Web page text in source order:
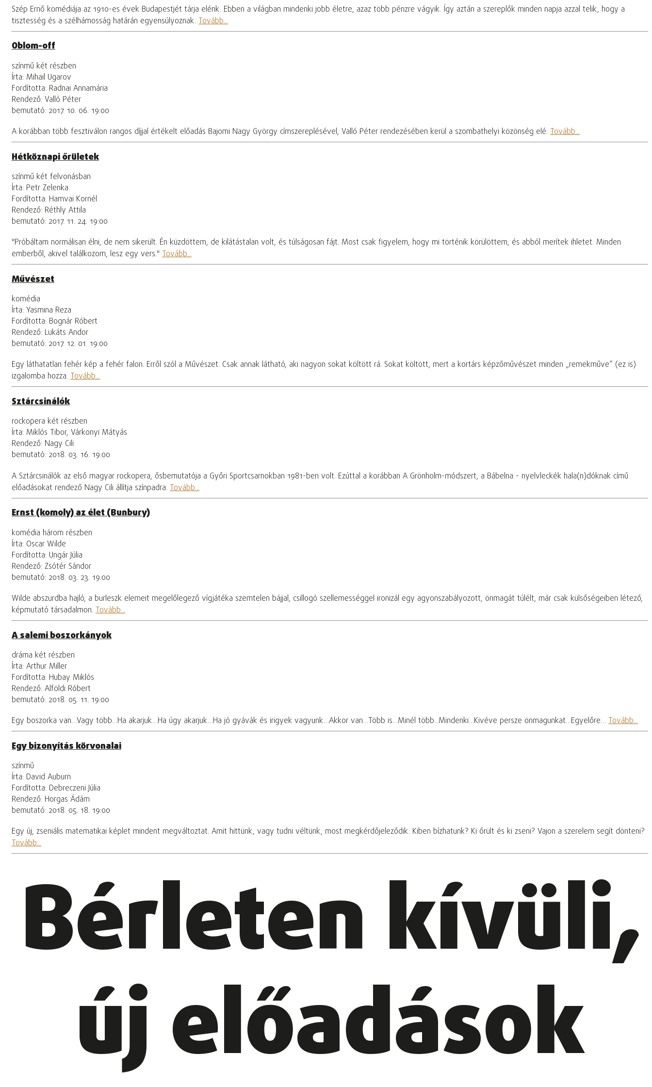
Szép Ernő komédiája az 1910-es évek Budapestjét tárja elénk. Ebben a világban mindenki jobb életre, azaz több pénzre vágyik. Így aztán a szereplők minden napja azzal telik, hogy a
tisztesség és a szélhámosság határán egyensúlyoznak. Tovább...
Oblom-off
színmű két részben
Írta: Mihail Ugarov
Fordította: Radnai Annamária
Rendező: Valló Péter
bemutató: 2017. 10. 06. 19:00
A korábban több fesztiválon rangos díjjal értékelt előadás Bajomi Nagy György címszereplésével, Valló Péter rendezésében kerül a szombathelyi közönség elé. Tovább...
Hétköznapi őrületek
színmű két felvonásban
Írta: Petr Zelenka
Fordította: Hamvai Kornél
Rendező: Réthly Attila
bemutató: 2017. 11. 24. 19:00
"Próbáltam normálisan élni, de nem sikerült. Én küzdöttem, de kilátástalan volt, és túlságosan fájt. Most csak figyelem, hogy mi történik körülöttem, és abból merítek ihletet. Minden
emberből, akivel találkozom, lesz egy vers." Tovább...
Művészet
komédia
Írta: Yasmina Reza
Fordította: Bognár Róbert
Rendező: Lukáts Andor
bemutató: 2017. 12. 01. 19:00
Egy láthatatlan fehér kép a fehér falon. Erről szól a Művészet. Csak annak látható, aki nagyon sokat költött rá. Sokat költött, mert a kortárs képzőművészet minden „remekműve” (ez is)
izgalomba hozza. Tovább...
Sztárcsinálók
rockopera két részben
Írta: Miklós Tibor, Várkonyi Mátyás
Rendező: Nagy Cili
bemutató: 2018. 03. 16. 19:00
A Sztárcsinálók az első magyar rockopera, ősbemutatója a Győri Sportcsarnokban 1981-ben volt. Ezúttal a korábban A Grönholm-módszert, a Bábelna - nyelvleckék hala(n)dóknak című
előadásokat rendező Nagy Cili állítja színpadra. Tovább...
Ernst (komoly) az élet (Bunbury)
komédia három részben
Írta: Oscar Wilde
Fordította: Ungár Júlia
Rendező: Zsótér Sándor
bemutató: 2018. 03. 23. 19:00
Wilde abszurdba hajló, a burleszk elemeit megelőlegező vígjátéka szemtelen bájjal, csillogó szellemességgel ironizál egy agyonszabályozott, önmagát túlélt, már csak külsőségeiben létező,
képmutató társadalmon. Tovább...
A salemi boszorkányok
dráma két részben
Írta: Arthur Miller
Fordította: Hubay Miklós
Rendező: Alföldi Róbert
bemutató: 2018. 05. 11. 19:00
Egy boszorka van…Vagy több…Ha akarjuk…Ha úgy akarjuk…Ha jó gyávák és irigyek vagyunk…Akkor van…Több is…Minél több...Mindenki…Kivéve persze önmagunkat…Egyelőre… Tovább...
Egy bizonyítás körvonalai
színmű
Írta: David Auburn
Fordította: Debreczeni Júlia
Rendező: Horgas Ádám
bemutató: 2018. 05. 18. 19:00
Egy új, zseniális matematikai képlet mindent megváltoztat. Amit hittünk, vagy tudni véltünk, most megkérdőjeleződik. Kiben bízhatunk? Ki őrült és ki zseni? Vajon a szerelem segít dönteni?
Tovább...
Bérleten kívüli,
új előadások